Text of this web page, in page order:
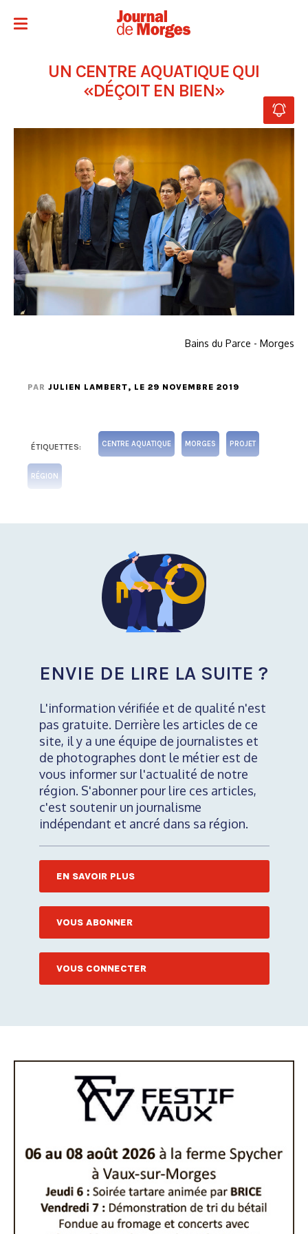
UN CENTRE AQUATIQUE QUI
«DÉÇOIT EN BIEN»
Bains du Parce - Morges
PAR JULIEN LAMBERT, LE 29 NOVEMBRE 2019
ÉTIQUETTES: CENTRE AQUATIQUE MORGES PROJET
RÉGION
ENVIE DE LIRE LA SUITE ?
L'information vérifiée et de qualité n'est
pas gratuite. Derrière les articles de ce
site, il y a une équipe de journalistes et
de photographes dont le métier est de
vous informer sur l'actualité de notre
région. S'abonner pour lire ces articles,
c'est soutenir un journalisme
indépendant et ancré dans sa région.
EN SAVOIR PLUS
VOUS ABONNER
VOUS CONNECTER